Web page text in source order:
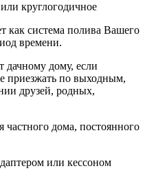
круглогодичное
как система полива Вашего
времени.
дачному дому, если
приезжать по выходным,
друзей, родных,
частного дома, постоянного
или кессоном